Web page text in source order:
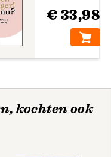
€ 33,98
kochten ook